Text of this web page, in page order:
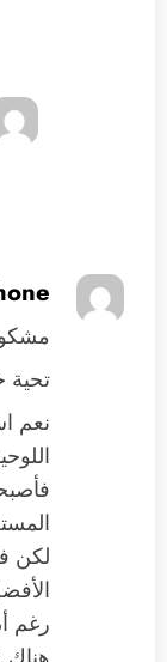
تحية
نعم
لكن
رغم